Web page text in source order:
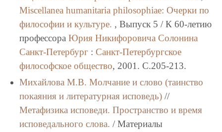
Miscellanea humanitaria philosоphiae: Очерки по
философии и культуре. , Выпуск 5 / К 60-летию
профессора Юрия Никифоровича Солонина
Санкт-Петербург: Санкт-Петербургское
философское общество, 2001. C.205-213.
Михайлова М.В. Молчание и слово (таинство
покаяния и литературная исповедь)//
Метафизика исповеди. Пространство и время
исповедального слова. / Материалы